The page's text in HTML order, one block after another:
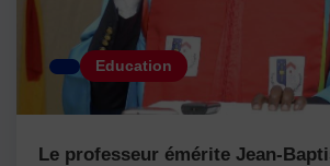
Education
Le professeur émérite Jean-